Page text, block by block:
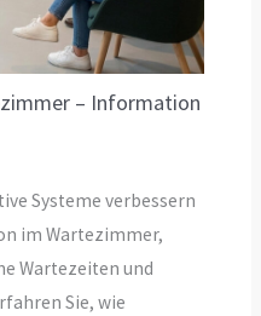
– Information
Systeme verbessern
im Wartezimmer,
Wartezeiten und
Sie, wie